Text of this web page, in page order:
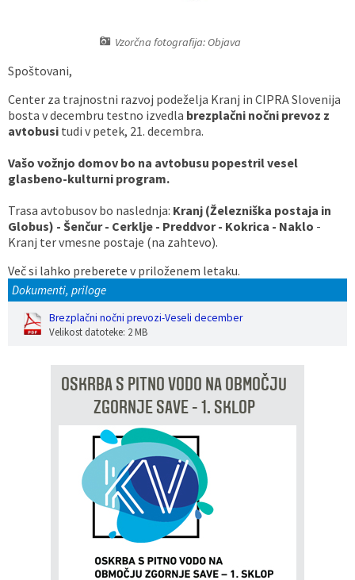
Vzorčna fotografija: Objava
Spoštovani,
Center za trajnostni razvoj podeželja Kranj in CIPRA Slovenija
bosta v decembru testno izvedla brezplačni nočni prevoz z
avtobusi tudi v petek, 21. decembra.
Vašo vožnjo domov bo na avtobusu popestril vesel
glasbeno-kulturni program.
Trasa avtobusov bo naslednja: Kranj (Železniška postaja in
Globus) - Šenčur - Cerklje - Preddvor - Kokrica - Naklo -
Kranj ter vmesne postaje (na zahtevo).
Več si lahko preberete v priloženem letaku.
Dokumenti, priloge
Brezplačni nočni prevozi-Veseli december
Velikost datoteke: 2 MB
OSKRBA S PITNO VODO NA OBMOČJU
ZGORNJE SAVE - 1. SKLOP
Medobčinski inšpektorat
Gasilstvo, zaščita in reševanje